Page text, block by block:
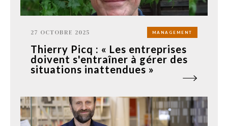
27 OCTOBRE 2025 MANAGEMENT
Thierry Picq : « Les entreprises
doivent s'entraîner à gérer des
situations inattendues »